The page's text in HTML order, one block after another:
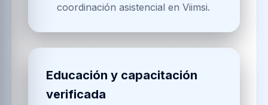
coordinación asistencial en Viimsi.
Educación y capacitación
verificada